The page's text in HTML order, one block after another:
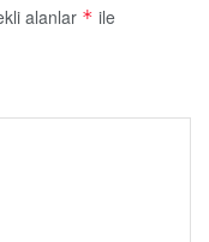
alanlar * ile